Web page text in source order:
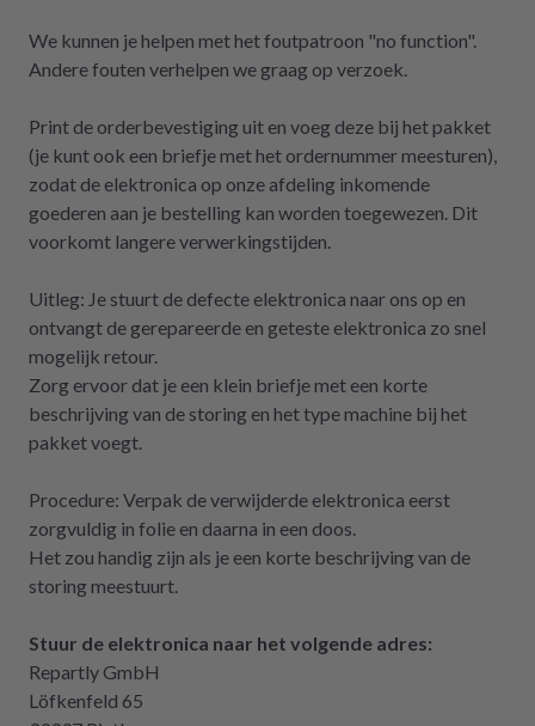
dass es diese Möglichkeit gibt! Werden wir
definitiv weiter empfehlen.
We kunnen je helpen met het foutpatroon "no function".
Andere fouten verhelpen we graag op verzoek.
Print de orderbevestiging uit en voeg deze bij het pakket
(je kunt ook een briefje met het ordernummer meesturen),
zodat de elektronica op onze afdeling inkomende
goederen aan je bestelling kan worden toegewezen. Dit
voorkomt langere verwerkingstijden.
Uitleg: Je stuurt de defecte elektronica naar ons op en
ontvangt de gerepareerde en geteste elektronica zo snel
mogelijk retour.
Zorg ervoor dat je een klein briefje met een korte
beschrijving van de storing en het type machine bij het
pakket voegt.
Procedure: Verpak de verwijderde elektronica eerst
zorgvuldig in folie en daarna in een doos.
Het zou handig zijn als je een korte beschrijving van de
storing meestuurt.
Stuur de elektronica naar het volgende adres:
Repartly GmbH
Löfkenfeld 65